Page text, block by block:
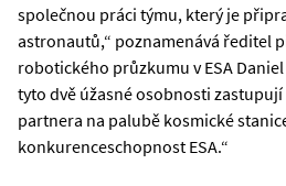
společnou práci týmu, který je
astronautů,“ poznamenává ředitel
robotického průzkumu v ESA
tyto dvě úžasné osobnosti
partnera na palubě kosmické
konkurenceschopnost ESA.“